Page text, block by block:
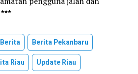
***
Berita
Berita Pekanbaru
Riau Update Riau